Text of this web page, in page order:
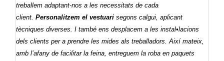
treballem adaptant-nos a les necessitats de cada
client. Personalitzem el vestuari segons calgui, aplicant
tècniques diverses. I també ens desplacem a les instal•lacions
dels clients per a prendre les mides als treballadors. Així mateix,
amb l’afany de facilitar la feina, entreguem la roba en paquets